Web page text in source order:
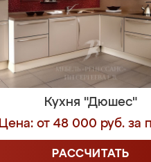
Кухня "Дюшес"
Цена: от 48 000 руб. за
РАССЧИТАТЬ